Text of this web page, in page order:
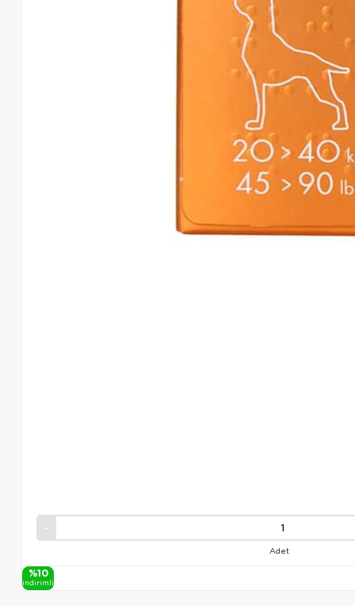
Adet
%10
i̇ndi̇ri̇mli̇